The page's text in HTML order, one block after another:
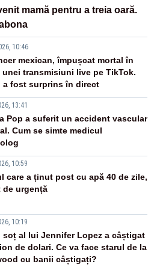
mamă pentru a treia oară.
10:46
mexican, împușcat mortal în
transmisiuni live pe TikTok.
a fost surprins în direct
13:41
Pop a suferit un accident vascular
Cum se simte medicul
10:59
care a ținut post cu apă 40 de zile,
de urgență
10:19
soț al lui Jennifer Lopez a câștigat
de dolari. Ce va face starul de la
cu banii câștigați?